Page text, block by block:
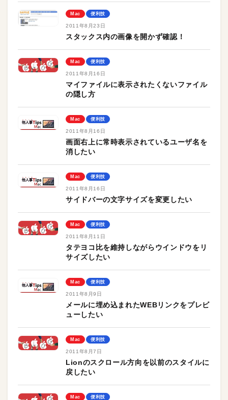
Mac 便利技
2011年8月23日
スタックス内の画像を開かず確認！
Mac 便利技
2011年8月16日
マイファイルに表示されたくないファイル
の隠し方
Mac 便利技
2011年8月16日
画面右上に常時表示されているユーザ名を
消したい
Mac 便利技
2011年8月16日
サイドバーの文字サイズを変更したい
Mac 便利技
2011年8月11日
タテヨコ比を維持しながらウインドウをリ
サイズしたい
Mac 便利技
2011年8月9日
メールに埋め込まれたWEBリンクをプレビ
ューしたい
Mac 便利技
2011年8月7日
Lionのスクロール方向を以前のスタイルに
戻したい
Mac 便利技